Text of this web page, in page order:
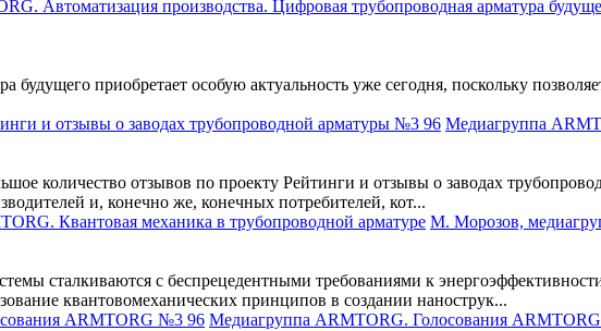
будущего приобретает особую актуальность уже сегодня, поскольку
Медиагруппа
количество отзывов по проекту Рейтинги и отзывы о заводах
и, конечно же, конечных потребителей, кот...
М. Морозов,
сталкиваются с беспрецедентными требованиями к
квантовомеханических принципов в создании нанострук...
Медиагруппа ARMTORG. Голосования